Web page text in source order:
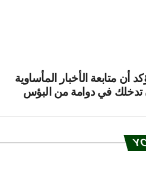
أن متابعة الأخبار المأساوية
تدخلك في دوامة من البؤس